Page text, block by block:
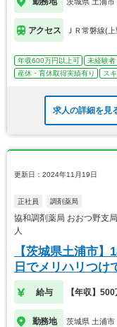
アクセス ＪＲ常磐線(
年収600万円以上可 未経験
産休・育休取得実績有り
ス
求人の詳細を見
更新日：2024年11月19日
正社員 調剤薬局
協和調剤薬局 おおつ野支
人
【茨城県土浦市
日でメリハリつ
給与 【年収】
勤務地 茨城県 土浦市